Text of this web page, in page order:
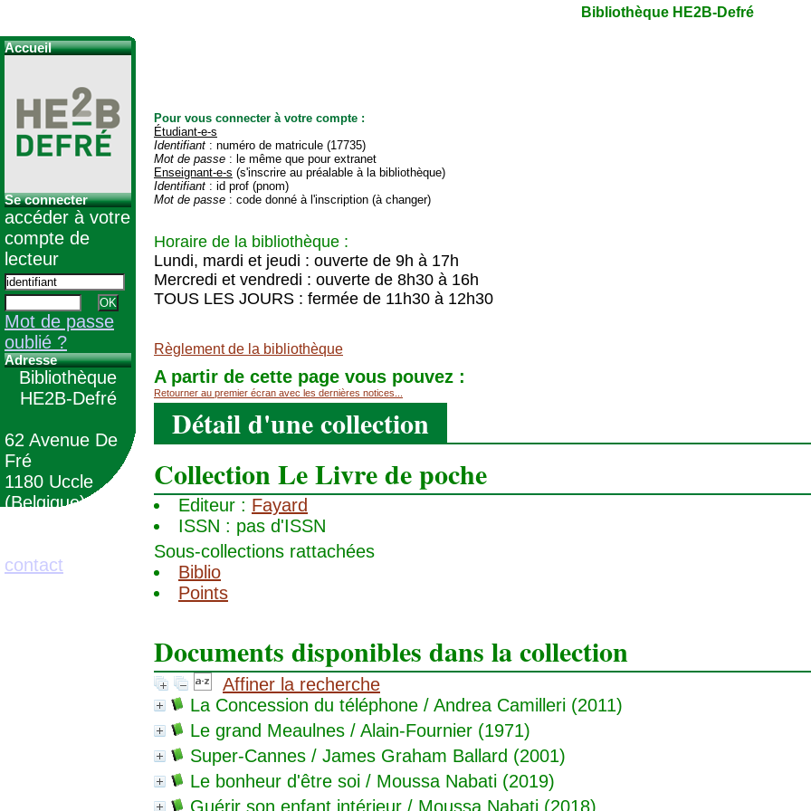
Pour vous connecter à votre compte :
Étudiant-e-s
Identifiant : numéro de matricule (17735)
Mot de passe : le même que pour extranet
Enseignant-e-s (s'inscrire au préalable à la bibliothèque)
Identifiant : id prof (pnom)
Mot de passe : code donné à l'inscription (à changer)
Horaire de la bibliothèque :
Lundi, mardi et jeudi : ouverte de 9h à 17h
Mercredi et vendredi : ouverte de 8h30 à 16h
TOUS LES JOURS : fermée de 11h30 à 12h30
Règlement de la bibliothèque
A partir de cette page vous pouvez :
Retourner au premier écran avec les dernières notices...
Détail d'une collection
Collection Le Livre de poche
Editeur : Fayard
ISSN : pas d'ISSN
Sous-collections rattachées
Biblio
Points
Documents disponibles dans la collection
Affiner la recherche
La Concession du téléphone / Andrea Camilleri (2011)
Le grand Meaulnes / Alain-Fournier (1971)
Super-Cannes / James Graham Ballard (2001)
Le bonheur d'être soi / Moussa Nabati (2019)
Guérir son enfant intérieur / Moussa Nabati (2018)
Bibliothèque HE2B-Defré
Accueil
Se connecter
accéder à votre
compte de
lecteur
Mot de passe
oublié ?
Adresse
Bibliothèque
HE2B-Defré
62 Avenue De
Fré
1180 Uccle
(Belgique)
contact